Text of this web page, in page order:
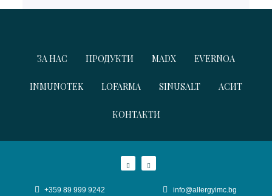
ЗА НАС ПРОДУКТИ MADX EVERNOA
INMUNOTEK LOFARMA SINUSALT АСИТ
КОНТАКТИ
+359 89 999 9242 info@allergyimc.bg